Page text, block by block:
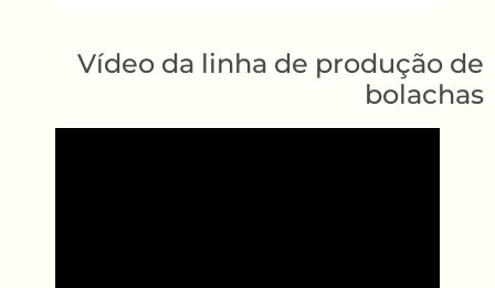
Vídeo da linha de produção de
bolachas